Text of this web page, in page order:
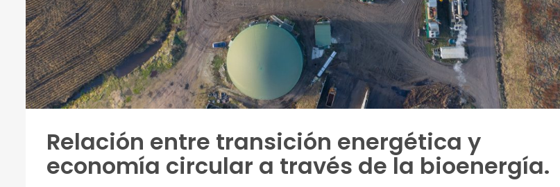
Relación entre transición energética y
economía circular a través de la bioenergía.